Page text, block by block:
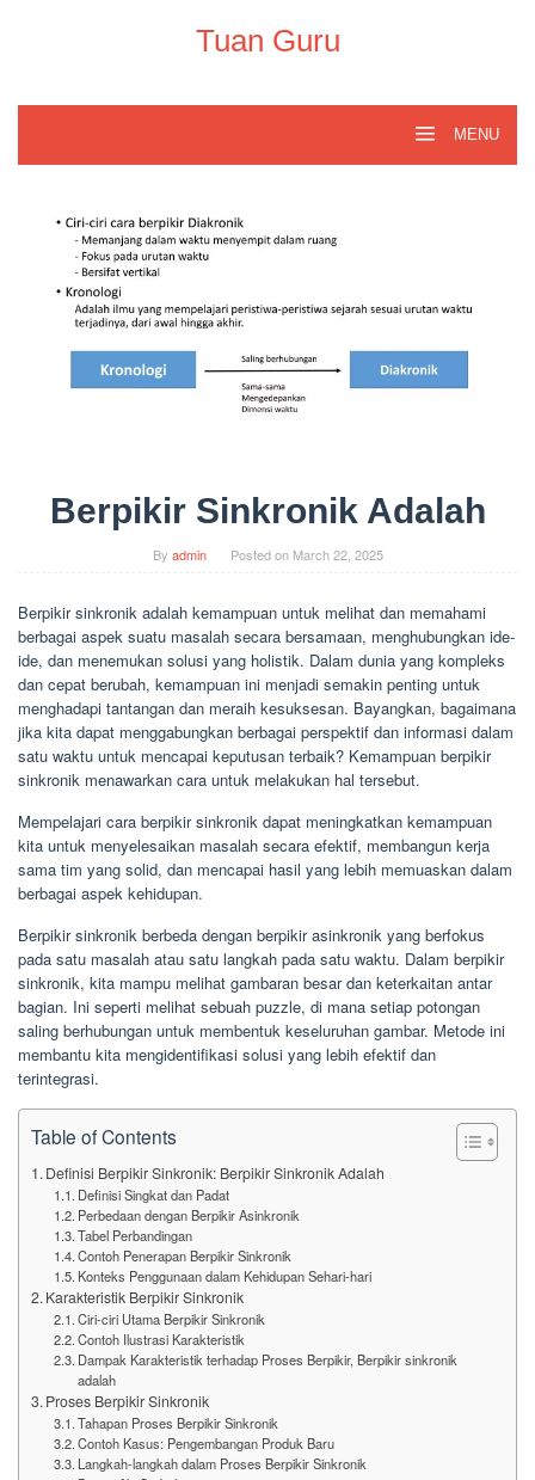
Tuan Guru
MENU
Berpikir Sinkronik Adalah
By admin Posted on March 22, 2025
Berpikir sinkronik adalah kemampuan untuk melihat dan memahami
berbagai aspek suatu masalah secara bersamaan, menghubungkan ide-
ide, dan menemukan solusi yang holistik. Dalam dunia yang kompleks
dan cepat berubah, kemampuan ini menjadi semakin penting untuk
menghadapi tantangan dan meraih kesuksesan. Bayangkan, bagaimana
jika kita dapat menggabungkan berbagai perspektif dan informasi dalam
satu waktu untuk mencapai keputusan terbaik? Kemampuan berpikir
sinkronik menawarkan cara untuk melakukan hal tersebut.
Mempelajari cara berpikir sinkronik dapat meningkatkan kemampuan
kita untuk menyelesaikan masalah secara efektif, membangun kerja
sama tim yang solid, dan mencapai hasil yang lebih memuaskan dalam
berbagai aspek kehidupan.
Berpikir sinkronik berbeda dengan berpikir asinkronik yang berfokus
pada satu masalah atau satu langkah pada satu waktu. Dalam berpikir
sinkronik, kita mampu melihat gambaran besar dan keterkaitan antar
bagian. Ini seperti melihat sebuah puzzle, di mana setiap potongan
saling berhubungan untuk membentuk keseluruhan gambar. Metode ini
membantu kita mengidentifikasi solusi yang lebih efektif dan
terintegrasi.
Table of Contents
Definisi Berpikir Sinkronik: Berpikir Sinkronik Adalah
Definisi Singkat dan Padat
Perbedaan dengan Berpikir Asinkronik
Tabel Perbandingan
Contoh Penerapan Berpikir Sinkronik
Konteks Penggunaan dalam Kehidupan Sehari-hari
Karakteristik Berpikir Sinkronik
Ciri-ciri Utama Berpikir Sinkronik
Contoh Ilustrasi Karakteristik
Dampak Karakteristik terhadap Proses Berpikir, Berpikir sinkronik
adalah
Proses Berpikir Sinkronik
Tahapan Proses Berpikir Sinkronik
Contoh Kasus: Pengembangan Produk Baru
Langkah-langkah dalam Proses Berpikir Sinkronik